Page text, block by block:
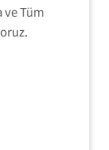
ve Tüm